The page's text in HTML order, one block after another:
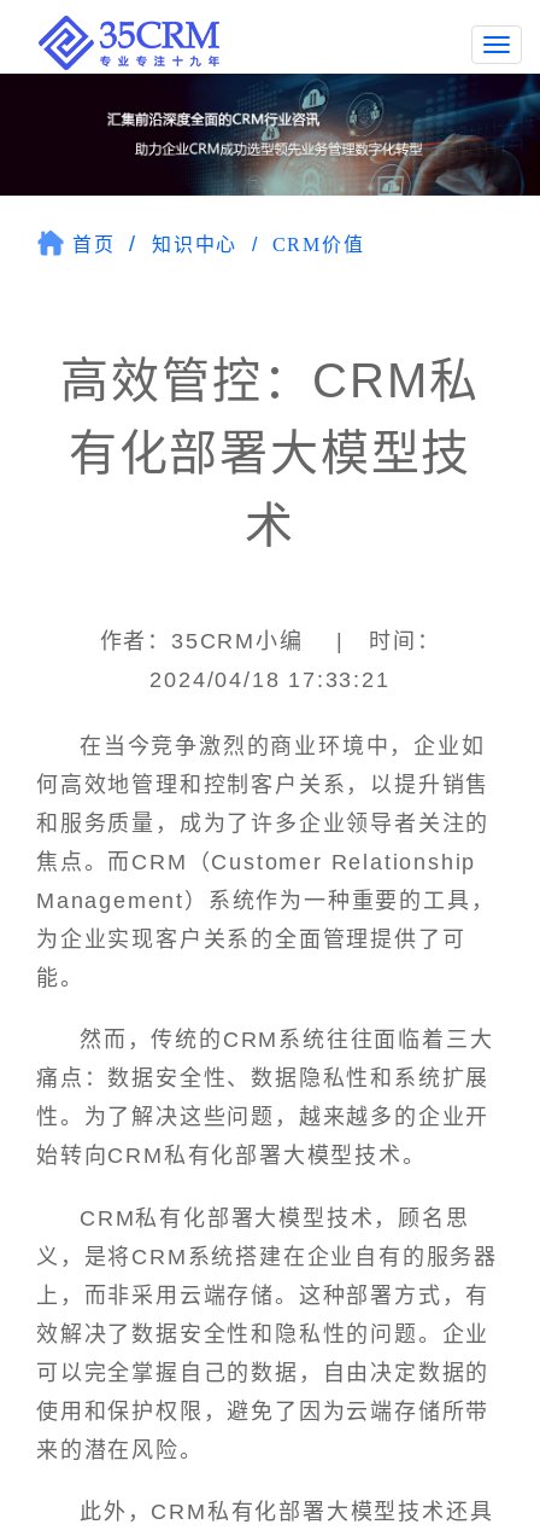
首页 知识中心 CRM价值
高效管控：CRM私
有化部署大模型技
术
作者：35CRM小编 | 时间：
2024/04/18 17:33:21
在当今竞争激烈的商业环境中，企业如
何高效地管理和控制客户关系，以提升销售
和服务质量，成为了许多企业领导者关注的
焦点。而CRM（Customer Relationship
Management）系统作为一种重要的工具，
为企业实现客户关系的全面管理提供了可
能。
然而，传统的CRM系统往往面临着三大
痛点：数据安全性、数据隐私性和系统扩展
性。为了解决这些问题，越来越多的企业开
始转向CRM私有化部署大模型技术。
CRM私有化部署大模型技术，顾名思
义，是将CRM系统搭建在企业自有的服务器
上，而非采用云端存储。这种部署方式，有
效解决了数据安全性和隐私性的问题。企业
可以完全掌握自己的数据，自由决定数据的
使用和保护权限，避免了因为云端存储所带
来的潜在风险。
此外，CRM私有化部署大模型技术还具